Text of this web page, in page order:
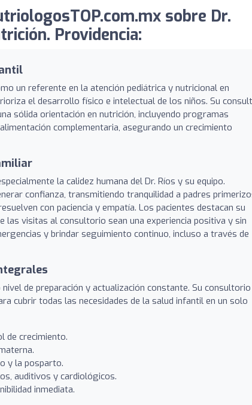
sobre Dr.
Providencia:
un referente en la atención pediátrica y nutricional en
el desarrollo físico e intelectual de los niños. Su
sólida orientación en nutrición, incluyendo programas
complementaria, asegurando un crecimiento
la calidez humana del Dr. Ríos y su equipo.
confianza, transmitiendo tranquilidad a padres
con paciencia y empatía. Los pacientes destacan su
las visitas al consultorio sean una experiencia positiva y sin
y brindar seguimiento continuo, incluso a través de
de preparación y actualización constante. Su consultorio
cubrir todas las necesidades de la salud infantil en un solo
de crecimiento.
y la posparto.
auditivos y cardiológicos.
inmediata.